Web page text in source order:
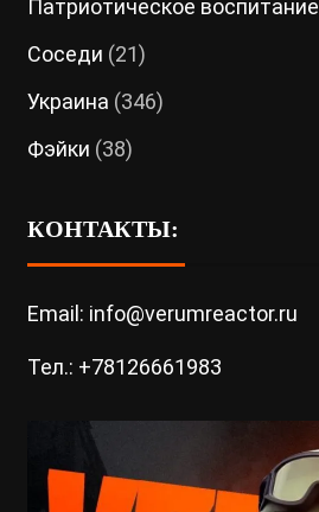
Патриотическое воспитание
Соседи (21)
Украина (346)
Фэйки (38)
КОНТАКТЫ:
Email: info@verumreactor.ru
Тел.: +78126661983